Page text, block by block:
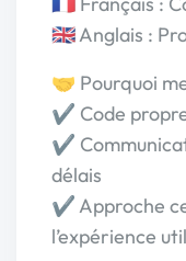
🇬🇧 Anglais :
🤝 Pourquoi
✔ Code
✔
délais
✔ Approche
l’expérience